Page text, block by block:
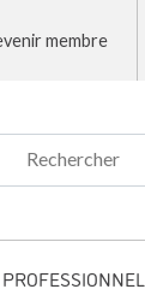
membre
for: